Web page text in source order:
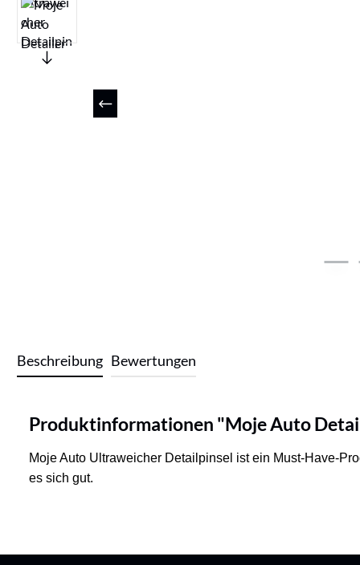
Beschreibung Bewertungen
Produktinformationen "Moje Auto
Moje Auto Ultraweicher Detailpinsel ist ein Must-Have-
es sich gut.